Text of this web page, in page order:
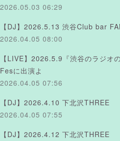
2026.05.03 06:29
【DJ】2026.5.13 渋谷Club bar
2026.04.05 08:00
【LIVE】2026.5.9『渋谷のラジ
Fesに出演よ
2026.04.05 07:56
【DJ】2026.4.10 下北沢THREE
2026.04.05 07:55
【DJ】2026.4.12 下北沢THREE